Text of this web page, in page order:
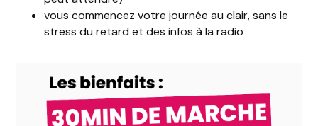
vous commencez votre journée au clair, sans le
stress du retard et des infos à la radio